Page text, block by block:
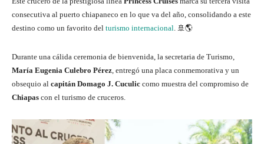
consecutiva al puerto chiapaneco en lo que va del año, consolidando a este
destino como un favorito del turismo internacional . 🚢🌎
Durante una cálida ceremonia de bienvenida, la secretaria de Turismo,
María Eugenia Culebro Pérez , entregó una placa conmemorativa y un
obsequio al capitán Domago J. Cuculic como muestra del compromiso de
Chiapas con el turismo de cruceros.